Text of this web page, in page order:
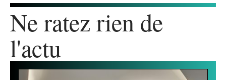
Ne ratez rien de
l'actu